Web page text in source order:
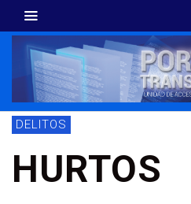
DELITOS
HURTOS